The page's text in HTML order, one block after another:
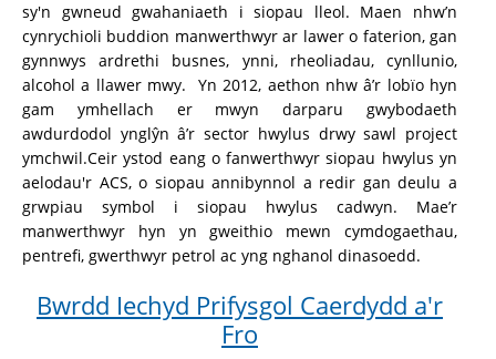
sy'n gwneud gwahaniaeth i siopau lleol. Maen nhw’n
cynrychioli buddion manwerthwyr ar lawer o faterion, gan
gynnwys ardrethi busnes, ynni, rheoliadau, cynllunio,
alcohol a llawer mwy. Yn 2012, aethon nhw â’r lobïo hyn
gam ymhellach er mwyn darparu gwybodaeth
awdurdodol ynglŷn â’r sector hwylus drwy sawl project
ymchwil.Ceir ystod eang o fanwerthwyr siopau hwylus yn
aelodau'r ACS, o siopau annibynnol a redir gan deulu a
grwpiau symbol i siopau hwylus cadwyn. Mae’r
manwerthwyr hyn yn gweithio mewn cymdogaethau,
pentrefi, gwerthwyr petrol ac yng nghanol dinasoedd.
Bwrdd Iechyd Prifysgol Caerdydd a'r
Fro